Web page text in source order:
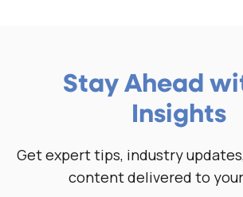
Stay Ahead
Insights
Get expert tips, industry
content delivered to